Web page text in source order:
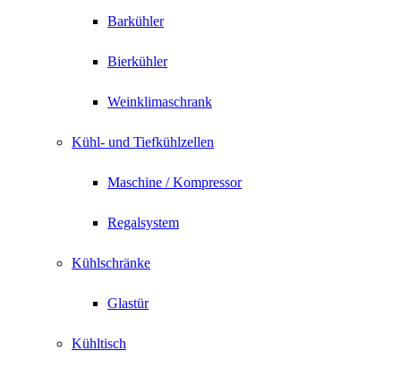
Barkühler
Bierkühler
Weinklimaschrank
Kühl- und Tiefkühlzellen
Maschine / Kompressor
Regalsystem
Kühlschränke
Glastür
Kühltisch